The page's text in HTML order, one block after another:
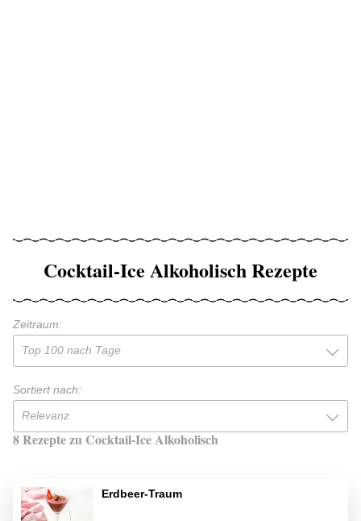
Cocktail-Ice Alkoholisch Rezepte
Zeitraum:
Top 100 nach Tage
Sortiert nach:
Relevanz
8 Rezepte zu Cocktail-Ice Alkoholisch
Erdbeer-Traum